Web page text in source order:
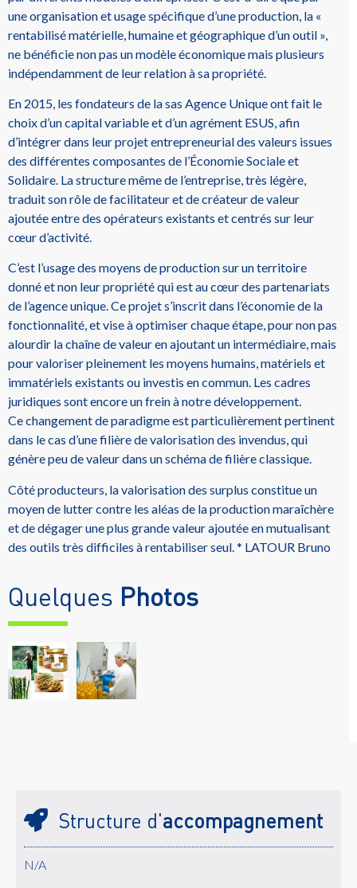
une organisation et usage spécifique d’une production, la «
rentabilisé matérielle, humaine et géographique d’un outil »,
ne bénéficie non pas un modèle économique mais plusieurs
indépendamment de leur relation à sa propriété.
En 2015, les fondateurs de la sas Agence Unique ont fait le
choix d’un capital variable et d’un agrément ESUS, afin
d’intégrer dans leur projet entrepreneurial des valeurs issues
des différentes composantes de l’Économie Sociale et
Solidaire. La structure même de l’entreprise, très légère,
traduit son rôle de facilitateur et de créateur de valeur
ajoutée entre des opérateurs existants et centrés sur leur
cœur d’activité.
C’est l’usage des moyens de production sur un territoire
donné et non leur propriété qui est au cœur des partenariats
de l’agence unique. Ce projet s’inscrit dans l’économie de la
fonctionnalité, et vise à optimiser chaque étape, pour non pas
alourdir la chaîne de valeur en ajoutant un intermédiaire, mais
pour valoriser pleinement les moyens humains, matériels et
immatériels existants ou investis en commun. Les cadres
juridiques sont encore un frein à notre développement.
Ce changement de paradigme est particulièrement pertinent
dans le cas d’une filière de valorisation des invendus, qui
génère peu de valeur dans un schéma de filière classique.
Côté producteurs, la valorisation des surplus constitue un
moyen de lutter contre les aléas de la production maraîchère
et de dégager une plus grande valeur ajoutée en mutualisant
des outils très difficiles à rentabiliser seul. * LATOUR Bruno
Quelques Photos
Structure d'accompagnement
N/A